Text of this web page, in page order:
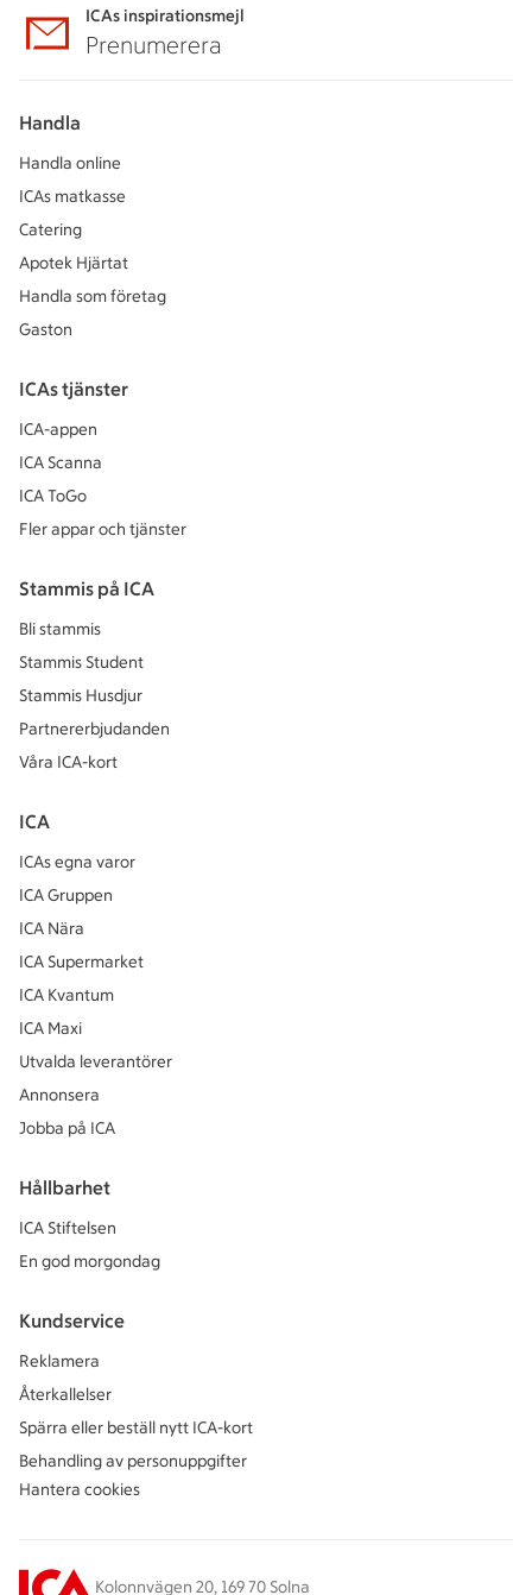
ICAs inspirationsmejl
Prenumerera
Handla
Handla online
ICAs matkasse
Catering
Apotek Hjärtat
Handla som företag
Gaston
ICAs tjänster
ICA-appen
ICA Scanna
ICA ToGo
Fler appar och tjänster
Stammis på ICA
Bli stammis
Stammis Student
Stammis Husdjur
Partnererbjudanden
Våra ICA-kort
ICA
ICAs egna varor
ICA Gruppen
ICA Nära
ICA Supermarket
ICA Kvantum
ICA Maxi
Utvalda leverantörer
Annonsera
Jobba på ICA
Hållbarhet
ICA Stiftelsen
En god morgondag
Kundservice
Reklamera
Återkallelser
Spärra eller beställ nytt ICA-kort
Behandling av personuppgifter
Hantera cookies
Kolonnvägen 20, 169 70 Solna